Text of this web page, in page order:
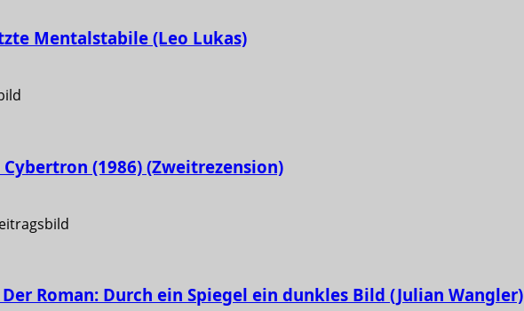
Mentalstabile (Leo Lukas)
(1986) (Zweitrezension)
Roman: Durch ein Spiegel ein dunkles Bild (Julian Wangler)